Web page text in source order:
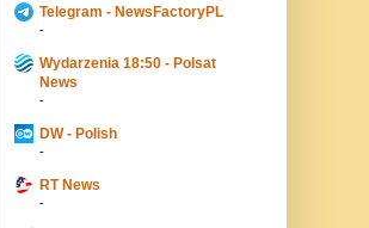
Telegram - NewsFactoryPL
-
Wydarzenia 18:50 - Polsat
News
-
DW - Polish
-
RT News
-